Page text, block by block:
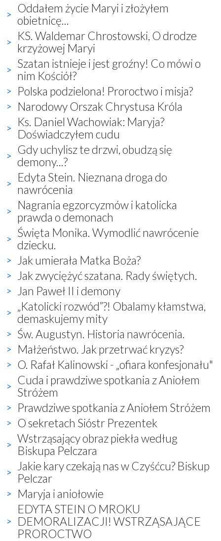
Oddałem życie Maryi i złożyłem
obietnicę...
KS. Waldemar Chrostowski, O drodze
krzyżowej Maryi
Szatan istnieje i jest groźny! Co mówi o
nim Kościół?
Polska podzielona! Proroctwo i misja?
Narodowy Orszak Chrystusa Króla
Ks. Daniel Wachowiak: Maryja?
Doświadczyłem cudu
Gdy uchylisz te drzwi, obudzą się
demony...?
Edyta Stein. Nieznana droga do
nawrócenia
Nagrania egzorcyzmów i katolicka
prawda o demonach
Święta Monika. Wymodlić nawrócenie
dziecku.
Jak umierała Matka Boża?
Jak zwyciężyć szatana. Rady świętych.
Jan Paweł II i demony
„Katolicki rozwód”?! Obalamy kłamstwa,
demaskujemy mity
Św. Augustyn. Historia nawrócenia.
Małżeństwo. Jak przetrwać kryzys?
O. Rafał Kalinowski - „ofiara konfesjonału"
Cuda i prawdziwe spotkania z Aniołem
Stróżem
Prawdziwe spotkania z Aniołem Stróżem
O sekretach Sióstr Prezentek
Wstrząsający obraz piekła według
Biskupa Pelczara
Jakie kary czekają nas w Czyśćcu? Biskup
Pelczar
Maryja i aniołowie
EDYTA STEIN O MROKU
DEMORALIZACJI! WSTRZĄSAJĄCE
PROROCTWO